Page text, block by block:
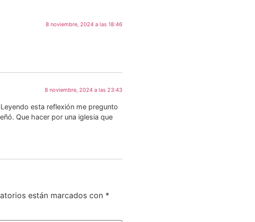
8 noviembre, 2024 a las 18:46
8 noviembre, 2024 a las 23:43
esta reflexión me pregunto
Que hacer por una iglesia que
están marcados con *